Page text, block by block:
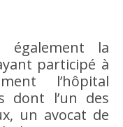
également la
participé à
l’hôpital
dont l’un des
un avocat de